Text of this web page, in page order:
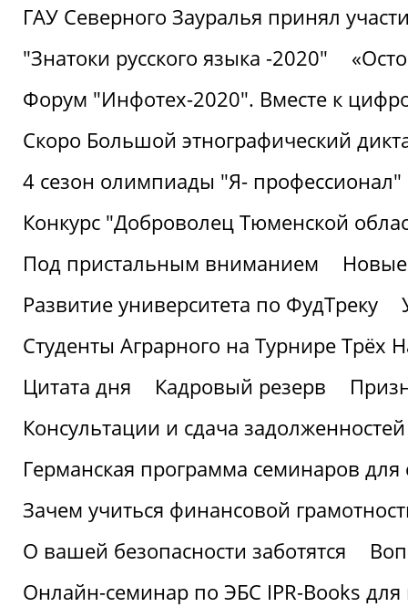
ГАУ Северного Зауралья принял
"Знатоки русского языка -2020"
Форум "Инфотех-2020". Вместе к
Скоро Большой этнографический
4 сезон олимпиады "Я- профессионал"
Конкурс "Доброволец Тюменской
Под пристальным вниманием
Развитие университета по ФудТреку
Студенты Аграрного на Турнире Трёх
Цитата дня
Кадровый резерв
Консультации и сдача
Германская программа семинаров для
Зачем учиться финансовой
О вашей безопасности заботятся
Онлайн-семинар по ЭБС IPR-Books для